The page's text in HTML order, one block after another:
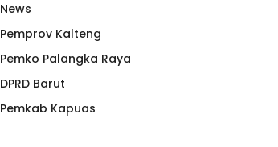
News
Pemprov Kalteng
Pemko Palangka Raya
DPRD Barut
Pemkab Kapuas